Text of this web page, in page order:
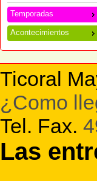
Temporadas
Acontecimientos
Ticoral
¿Como
Tel. Fax.
Las